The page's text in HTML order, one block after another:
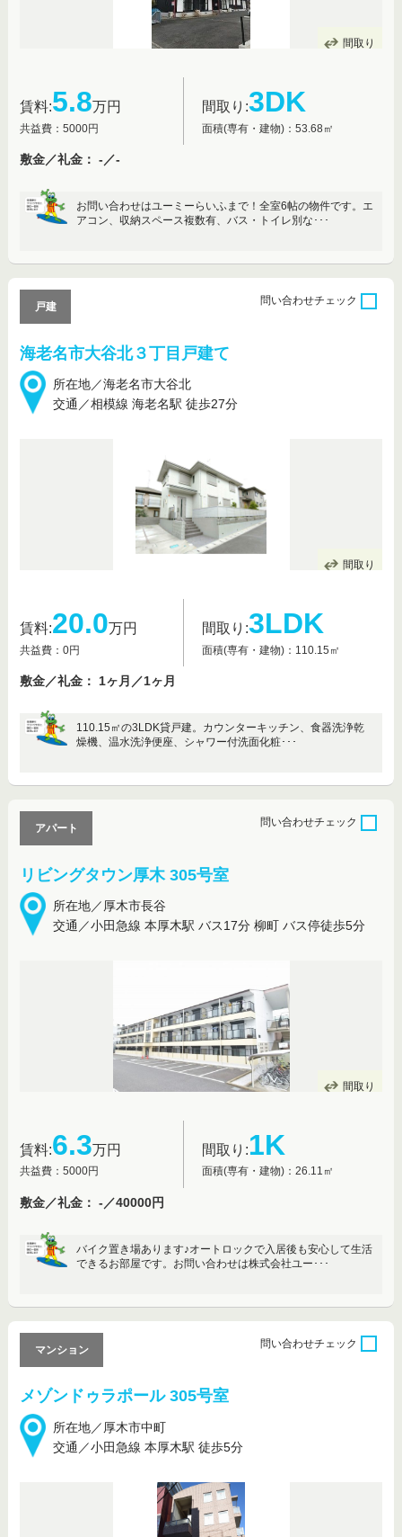
間取り
賃料:5.8万円
共益費：5000円
間取り:3DK
面積(専有・建物)：53.68㎡
敷金／礼金： -／-
お問い合わせはユーミーらいふまで！全室6帖の物件です。エ
アコン、収納スペース複数有、バス・トイレ別な･･･
海老名市大谷北３丁目戸建て
所在地／海老名市大谷北
交通／相模線 海老名駅 徒歩27分
戸建
問い合わせチェック
間取り
賃料:20.0万円
共益費：0円
間取り:3LDK
面積(専有・建物)：110.15㎡
敷金／礼金： 1ヶ月／1ヶ月
110.15㎡の3LDK貸戸建。カウンターキッチン、食器洗浄乾
燥機、温水洗浄便座、シャワー付洗面化粧･･･
リビングタウン厚木 305号室
所在地／厚木市長谷
交通／小田急線 本厚木駅 バス17分 柳町 バス停徒歩5分
アパート
問い合わせチェック
間取り
賃料:6.3万円
共益費：5000円
間取り:1K
面積(専有・建物)：26.11㎡
敷金／礼金： -／40000円
バイク置き場あります♪オートロックで入居後も安心して生活
できるお部屋です。お問い合わせは株式会社ユー･･･
メゾンドゥラポール 305号室
所在地／厚木市中町
交通／小田急線 本厚木駅 徒歩5分
マンション
問い合わせチェック